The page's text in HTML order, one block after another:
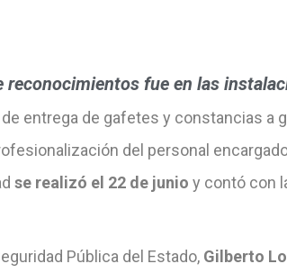
reconocimientos fue en las
de entrega de gafetes y constancias
del personal
se realizó el 22 de junio y contó con
Pública del Estado, Gilberto